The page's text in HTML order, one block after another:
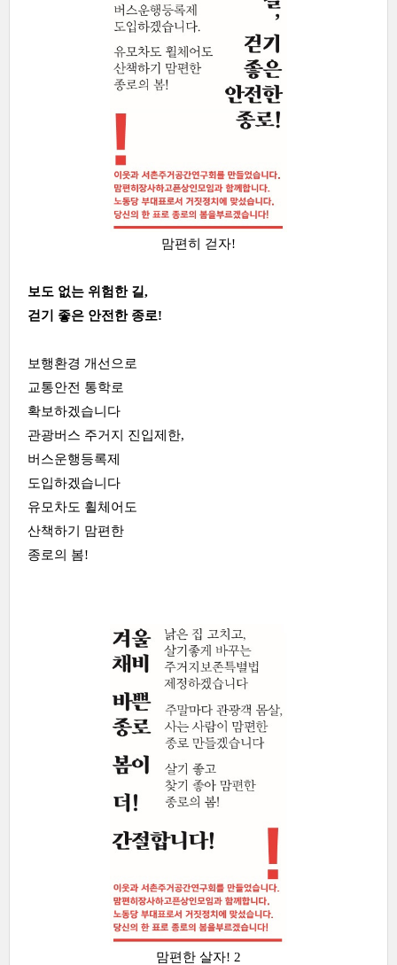
맘편히 걷자!
보도 없는 위험한 길,
걷기 좋은 안전한 종로!
보행환경 개선으로
교통안전 통학로
확보하겠습니다
관광버스 주거지 진입제한,
버스운행등록제
도입하겠습니다
유모차도 휠체어도
산책하기 맘편한
종로의 봄!
맘편한 살자! 2